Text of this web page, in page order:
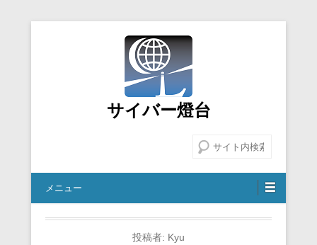
サイバー燈台
メニュー
投稿者: Kyu